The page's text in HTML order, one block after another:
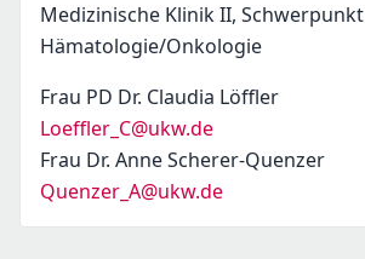
Medizinische Klinik II, Schwerpunkt
Hämatologie/Onkologie
Frau PD Dr. Claudia Löffler
Loeffler_C@ukw.de
Frau Dr. Anne Scherer-Quenzer
Quenzer_A@ukw.de